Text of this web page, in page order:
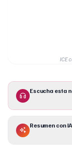
ICE
Escucha esta
Resumen con IA